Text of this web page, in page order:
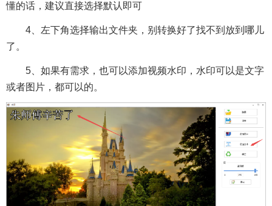
懂的话，建议直接选择默认即可
4、左下角选择输出文件夹，别转换好了找不到放到哪儿
了。
5、如果有需求，也可以添加视频水印，水印可以是文字
或者图片，都可以的。